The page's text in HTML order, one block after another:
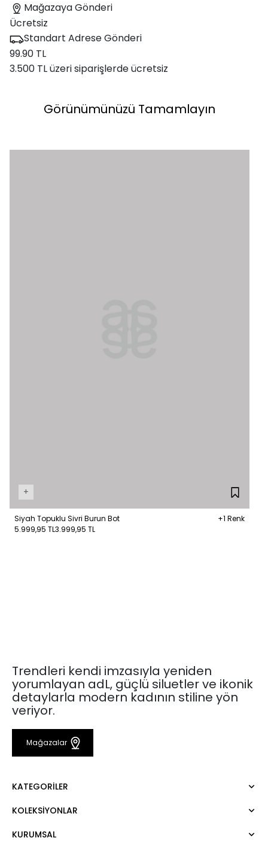
Mağazaya Gönderi
Ücretsiz
Standart Adrese Gönderi
99.90 TL
3.500 TL üzeri siparişlerde ücretsiz
Görünümünüzü Tamamlayın
+
Siyah Topuklu Sivri Burun Bot
+1 Renk
5.999,95 TL3.999,95 TL
Trendleri kendi imzasıyla yeniden
yorumlayan adL, güçlü siluetler ve ikonik
detaylarla modern kadının stiline yön
veriyor.
Mağazalar
KATEGORILER
Elbise
KOLEKSIYONLAR
Mert Aslan
KURUMSAL